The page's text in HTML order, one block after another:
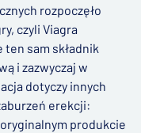
rozpoczęło
czyli Viagra
ten sam składnik
i zazwyczaj w
dotyczy innych
erekcji:
produkcie